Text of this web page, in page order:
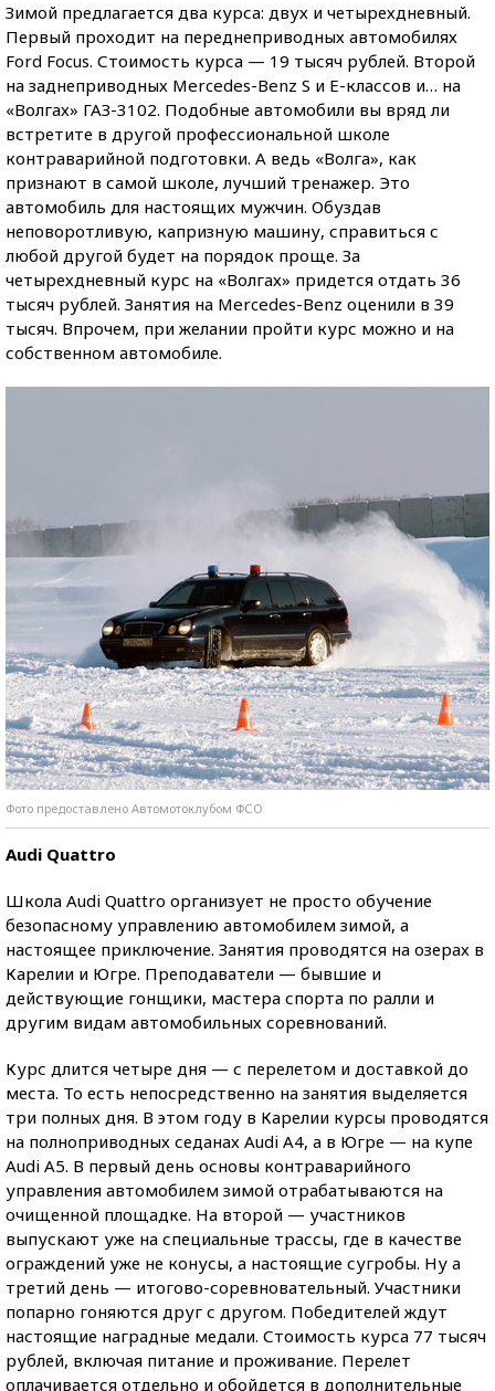
Зимой предлагается два курса: двух и четырехдневный.
Первый проходит на переднеприводных автомобилях
Ford Focus. Стоимость курса — 19 тысяч рублей. Второй
на заднеприводных Mercedes-Benz S и E-классов и… на
«Волгах» ГАЗ-3102. Подобные автомобили вы вряд ли
встретите в другой профессиональной школе
контраварийной подготовки. А ведь «Волга», как
признают в самой школе, лучший тренажер. Это
автомобиль для настоящих мужчин. Обуздав
неповоротливую, капризную машину, справиться с
любой другой будет на порядок проще. За
четырехдневный курс на «Волгах» придется отдать 36
тысяч рублей. Занятия на Mercedes-Benz оценили в 39
тысяч. Впрочем, при желании пройти курс можно и на
собственном автомобиле.
Фото предоставлено Автомотоклубом ФСО
Audi Quattro
Школа Audi Quattro организует не просто обучение
безопасному управлению автомобилем зимой, а
настоящее приключение. Занятия проводятся на озерах в
Карелии и Югре. Преподаватели — бывшие и
действующие гонщики, мастера спорта по ралли и
другим видам автомобильных соревнований.
Курс длится четыре дня — с перелетом и доставкой до
места. То есть непосредственно на занятия выделяется
три полных дня. В этом году в Карелии курсы проводятся
на полноприводных седанах Audi A4, а в Югре — на купе
Audi A5. В первый день основы контраварийного
управления автомобилем зимой отрабатываются на
очищенной площадке. На второй — участников
выпускают уже на специальные трассы, где в качестве
ограждений уже не конусы, а настоящие сугробы. Ну а
третий день — итогово-соревновательный. Участники
попарно гоняются друг с другом. Победителей ждут
настоящие наградные медали. Стоимость курса 77 тысяч
рублей, включая питание и проживание. Перелет
оплачивается отдельно и обойдется в дополнительные